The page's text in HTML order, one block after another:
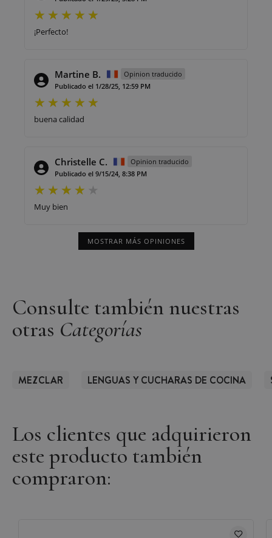
¡Perfecto!
Martine B.
Opinion traducido
Publicado el 1/28/25, 12:59 PM
buena calidad
Christelle C.
Opinion traducido
Publicado el 9/15/24, 8:38 PM
Muy bien
MOSTRAR MÁS OPINIONES
Consulte también nuestras
otras Categorías
MEZCLAR LENGUAS Y CUCHARAS DE COCINA
Los clientes que adquirieron
este producto también
compraron: